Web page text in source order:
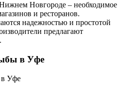
Новгороде – необходимое
и ресторанов.
надежностью и простотой
предлагают
в Уфе